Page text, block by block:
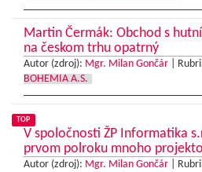
Martin Čermák: Obchod s
na českom trhu opatrný
Autor (zdroj): Mgr. Milan Gončár
BOHEMIA A.S.
TOP
V spoločnosti ŽP Informatika
prvom polroku mnoho
Autor (zdroj): Mgr. Milan Gončár